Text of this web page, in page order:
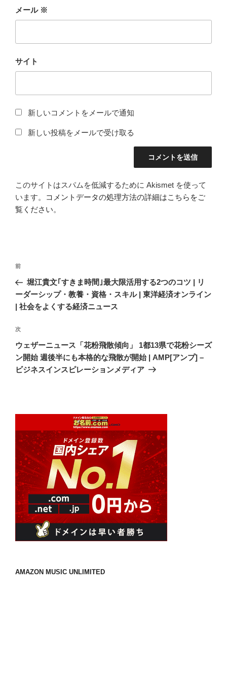
メール ※
サイト
新しいコメントをメールで通知
新しい投稿をメールで受け取る
このサイトはスパムを低減するために Akismet を使って
います。
コメントデータの処理方法の詳細はこちらをご
覧ください。
投
ナ
ビ
ー
シ
ョ
ン
前
の
稿
前
堀江貴文｢すきま時間｣最大限活用する2つのコツ | リ
ーダーシップ・教養・資格・スキル | 東洋経済オンライン
| 社会をよくする経済ニュース
次
の
投
稿
次
ウェザーニュース「花粉飛散傾向」 1都13県で花粉シーズ
ン開始 週後半にも本格的な飛散が開始 | AMP[アンプ] –
ビジネスインスピレーションメディア
AMAZON MUSIC UNLIMITED